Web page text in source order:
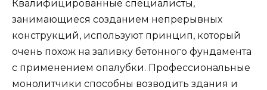
Квалифицированные специалисты,
занимающиеся созданием непрерывных
конструкций, используют принцип, который
очень похож на заливку бетонного фундамента
с применением опалубки. Профессиональные
монолитчики способны возводить здания и